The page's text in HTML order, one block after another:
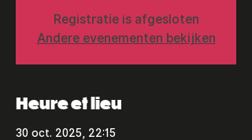
Registratie is afgesloten
Andere evenementen bekijken
Heure et lieu
30 oct. 2025, 22:15